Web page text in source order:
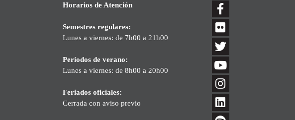
Horarios de Atención
Semestres regulares:
Lunes a viernes: de 7h00 a 21h00
Períodos de verano:
Lunes a viernes: de 8h00 a 20h00
Feriados oficiales:
Cerrada con aviso previo